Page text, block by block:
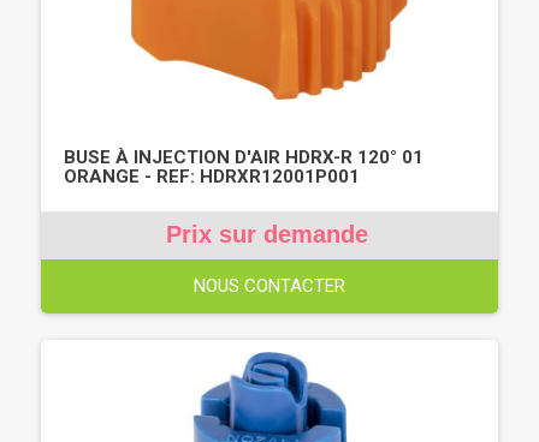
BUSE À INJECTION D'AIR HDRX-R 120° 01
ORANGE - REF: HDRXR12001P001
Prix sur demande
NOUS CONTACTER